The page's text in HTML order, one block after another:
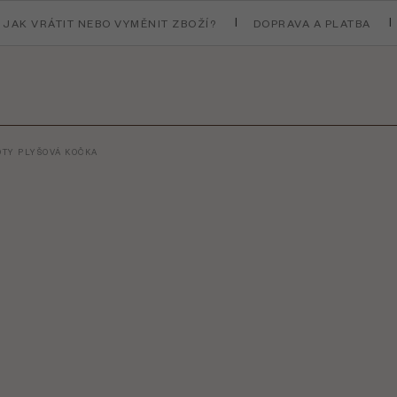
JAK VRÁTIT NEBO VYMĚNIT ZBOŽÍ? DOPRAVA A PLATBA
PLYŠOVÁ KOČKA